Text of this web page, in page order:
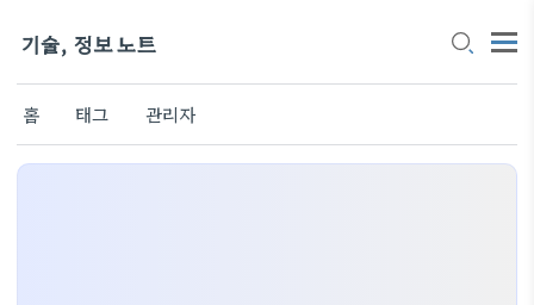
기술, 정보 노트
홈 태그 관리자